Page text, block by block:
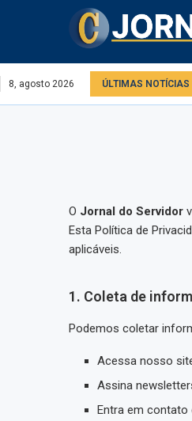
8, agosto 2026 ÚLTIMAS NOTÍCIAS
mental no serviço público e privado
O Jornal do Servidor
Esta Política de
aplicáveis.
1. Coleta de
Podemos coletar
Acessa nosso
Assina
Entra em contato